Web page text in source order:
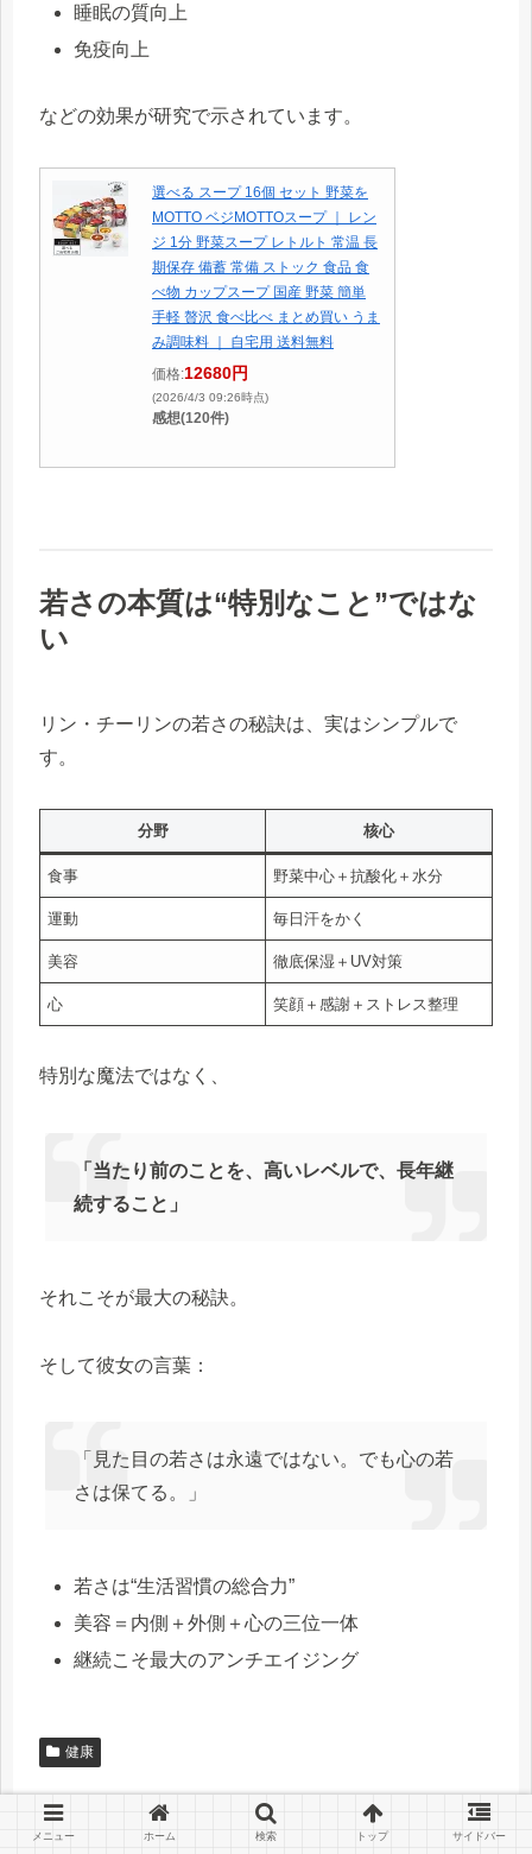
睡眠の質向上
免疫向上
などの効果が研究で示されています。
選べる スープ 16個 セット 野菜を
MOTTO ベジMOTTOスープ ｜ レン
ジ 1分 野菜スープ レトルト 常温 長
期保存 備蓄 常備 ストック 食品 食
べ物 カップスープ 国産 野菜 簡単
手軽 贅沢 食べ比べ まとめ買い うま
み調味料 ｜ 自宅用 送料無料
価格:12680円
(2026/4/3 09:26時点)
感想(120件)
若さの本質は“特別なこと”ではな
い
リン・チーリンの若さの秘訣は、実はシンプルで
す。
分野 核心
食事 野菜中心＋抗酸化＋水分
運動 毎日汗をかく
美容 徹底保湿＋UV対策
心 笑顔＋感謝＋ストレス整理
特別な魔法ではなく、
「当たり前のことを、高いレベルで、長年継
続すること」
それこそが最大の秘訣。
そして彼女の言葉：
「見た目の若さは永遠ではない。でも心の若
さは保てる。」
若さは“生活習慣の総合力”
美容＝内側＋外側＋心の三位一体
継続こそ最大のアンチエイジング
健康
メニュー ホーム 検索 トップ サイドバー